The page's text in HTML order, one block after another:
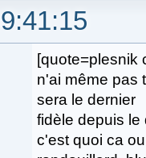
[quote=plesnik
n'ai même pas
sera le dernier
fidèle depuis le
c'est quoi ca